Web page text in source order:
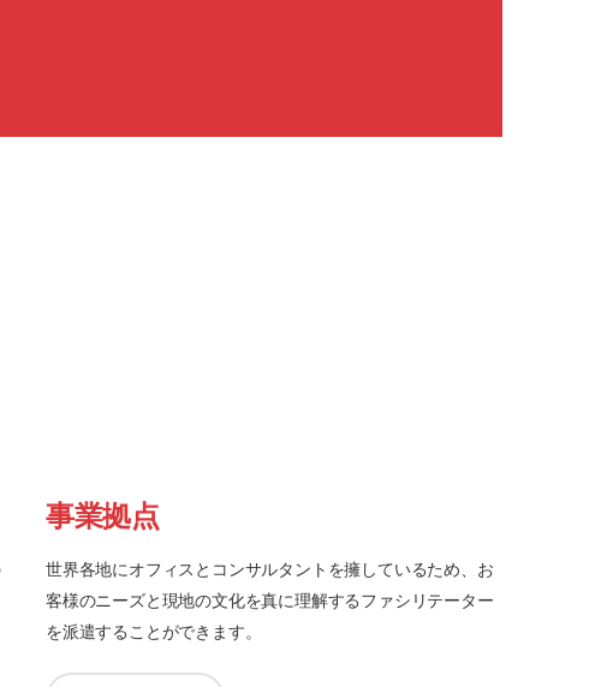
事業拠点
世界各地にオフィスとコンサルタントを擁しているため、お
客様のニーズと現地の文化を真に理解するファシリテーター
を派遣することができます。